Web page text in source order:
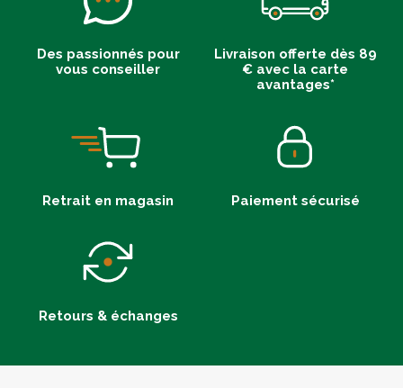
Des passionnés pour
vous conseiller
Livraison offerte dès 89
€ avec la carte
avantages*
Retrait en magasin Paiement sécurisé
Retours & échanges